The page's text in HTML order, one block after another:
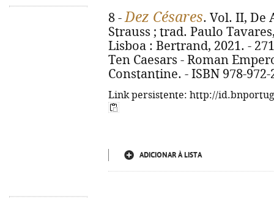
8 -Dez Césares. Vol. II, De
Strauss ; trad. Paulo
Lisboa : Bertrand, 2021. -
Ten Caesars - Roman
Constantine. - ISBN 978-972-
Link persistente: http://
ADICIONAR À LISTA